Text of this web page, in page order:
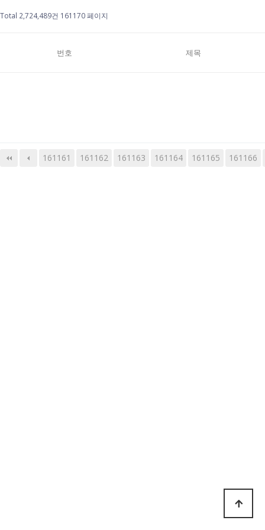
Total 2,724,489건 161170 페이지
번호 제목
161161 161162 161163 161164 161165 161166
다음 맨끝